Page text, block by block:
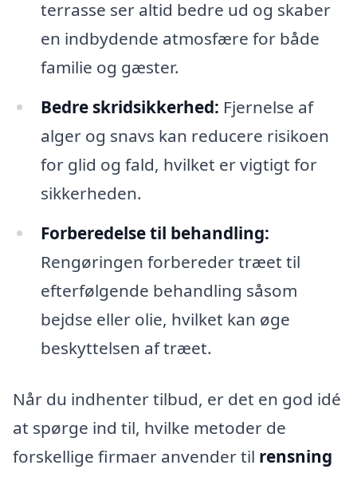
terrasse ser altid bedre ud og skaber
en indbydende atmosfære for både
familie og gæster.
Bedre skridsikkerhed: Fjernelse af
alger og snavs kan reducere risikoen
for glid og fald, hvilket er vigtigt for
sikkerheden.
Forberedelse til behandling:
Rengøringen forbereder træet til
efterfølgende behandling såsom
bejdse eller olie, hvilket kan øge
beskyttelsen af træet.
Når du indhenter tilbud, er det en god idé
at spørge ind til, hvilke metoder de
forskellige firmaer anvender til rensning